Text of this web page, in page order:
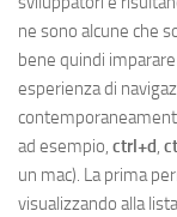
ne sono alcune che
bene quindi
esperienza di
ad esempio, ctrl+d,
un mac). La prima
visualizzando alla